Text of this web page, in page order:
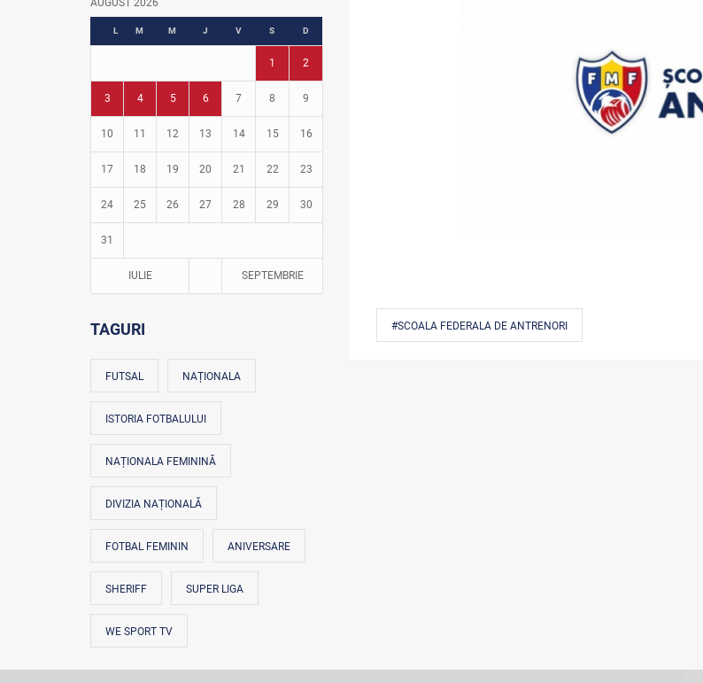
Fotbal în grădinițe
AUGUST 2026
L M M J V S D
1 2
3 4 5 6 7 8 9
10 11 12 13 14 15 16
17 18 19 20 21 22 23
24 25 26 27 28 29 30
31
IULIE SEPTEMBRIE
TAGURI
FUTSAL NAȚIONALA
ISTORIA FOTBALULUI
NAȚIONALA FEMININĂ
DIVIZIA NAȚIONALĂ
FOTBAL FEMININ ANIVERSARE
SHERIFF SUPER LIGA
WE SPORT TV
#SCOALA FEDERALA DE ANTRENORI